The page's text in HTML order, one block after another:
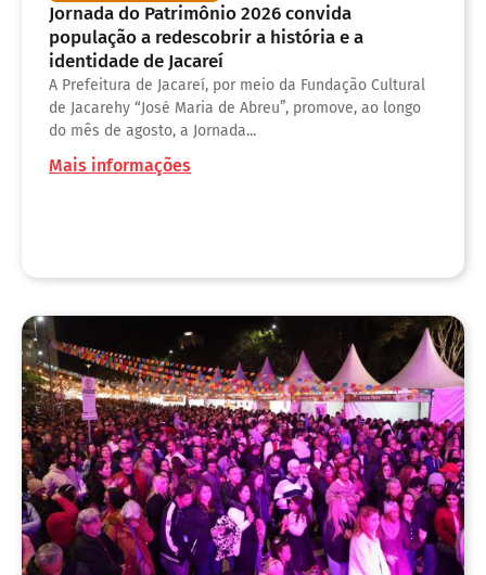
Jornada do Patrimônio 2026 convida
população a redescobrir a história e a
identidade de Jacareí
A Prefeitura de Jacareí, por meio da Fundação Cultural
de Jacarehy “José Maria de Abreu”, promove, ao longo
do mês de agosto, a Jornada...
Mais informações